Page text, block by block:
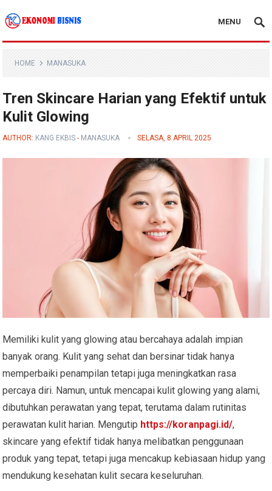
Kanal Ekonomi Bisnis
MENU
HOME MANASUKA
Tren Skincare Harian yang Efektif untuk
Kulit Glowing
AUTHOR: KANG EKBIS - MANASUKA SELASA, 8 APRIL 2025
Memiliki kulit yang glowing atau bercahaya adalah impian
banyak orang. Kulit yang sehat dan bersinar tidak hanya
memperbaiki penampilan tetapi juga meningkatkan rasa
percaya diri. Namun, untuk mencapai kulit glowing yang alami,
dibutuhkan perawatan yang tepat, terutama dalam rutinitas
perawatan kulit harian. Mengutip https://koranpagi.id/,
skincare yang efektif tidak hanya melibatkan penggunaan
produk yang tepat, tetapi juga mencakup kebiasaan hidup yang
mendukung kesehatan kulit secara keseluruhan.